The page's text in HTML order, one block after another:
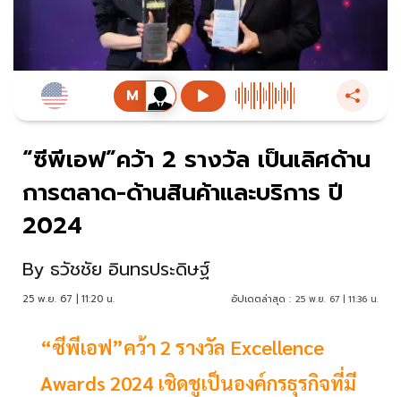
“ซีพีเอฟ”คว้า 2 รางวัล เป็นเลิศด้าน
การตลาด-ด้านสินค้าและบริการ ปี
2024
By ธวัชชัย อินทรประดิษฐ์
25 พ.ย. 67 | 11:20 น. อัปเดตล่าสุด : 25 พ.ย. 67 | 11:36 น.
“ซีพีเอฟ”คว้า 2 รางวัล Excellence
Awards 2024 เชิดชูเป็นองค์กรธุรกิจที่มี